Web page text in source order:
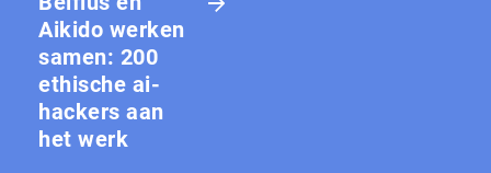
Aikido werken
samen: 200
ethische ai-
hackers aan
het werk